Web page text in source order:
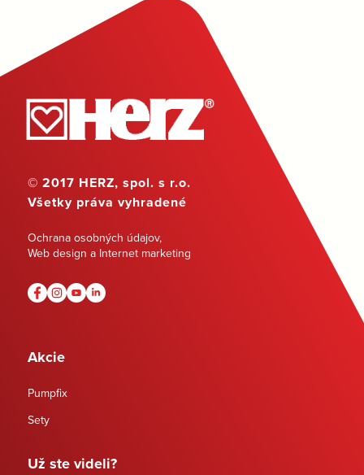
© 2017 HERZ, spol. s r.o.
Všetky práva vyhradené
Ochrana osobných údajov,
Web design a Internet marketing
Akcie
Pumpfix
Sety
Už ste videli?